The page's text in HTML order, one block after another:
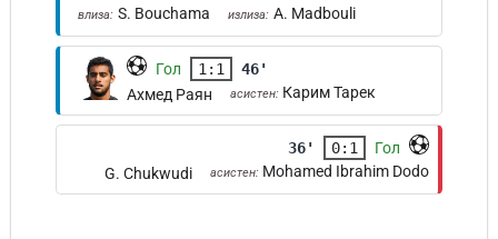
влиза: S. Bouchama излиза: A. Madbouli
Гол 1:1
46'
Ахмед Раян
асистен: Карим Тарек
36' 0:1
Гол
G. Chukwudi
асистен: Mohamed Ibrahim Dodo